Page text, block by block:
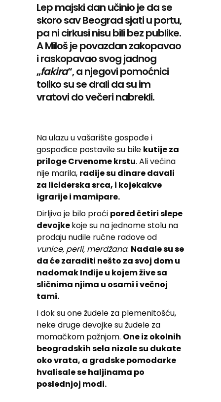
Lep majski dan učinio je da se
skoro sav Beograd sjati u portu,
pa ni cirkusi nisu bili bez publike.
A Miloš je povazdan zakopavao
i raskopavao svog jadnog
„fakira“, a njegovi pomoćnici
toliko su se drali da su im
vratovi do večeri nabrekli.
Na ulazu u vašarište gospođe i
gospođice postavile su bile kutije za
priloge Crvenome krstu. Ali većina
nije marila, radije su dinare davali
za liciderska srca, i kojekakve
igrarije i mamipare.
Dirljivo je bilo proći pored četiri slepe
devojkekoje su na jednome stolu na
prodaju nudile ručne radove od
vunice, perli, merdžana. Nadale su se
da će zaraditi nešto za svoj dom u
nadomak Inđije u kojem žive sa
sličnima njima u osami i večnoj
tami.
I dok su one žudele za plemenitošću,
neke druge devojke su žudele za
momačkom pažnjom. One iz okolnih
beogradskih sela nizale su dukate
oko vrata, a gradske pomodarke
hvalisale se haljinama po
poslednjoj modi.